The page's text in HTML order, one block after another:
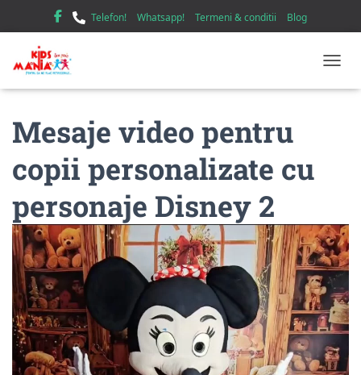
Telefon! Whatsapp! Termeni & conditii Blog
Mesaje video pentru
copii personalizate cu
personaje Disney 2